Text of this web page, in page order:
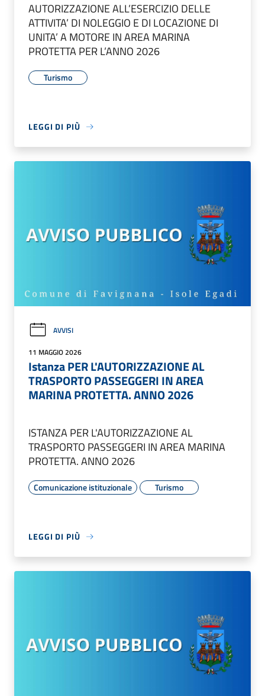
AUTORIZZAZIONE ALL’ESERCIZIO DELLE
ATTIVITA’ DI NOLEGGIO E DI LOCAZIONE DI
UNITA’ A MOTORE IN AREA MARINA
PROTETTA PER L’ANNO 2026
Turismo
LEGGI DI PIÙ
AVVISI
11 MAGGIO 2026
Istanza PER L'AUTORIZZAZIONE AL
TRASPORTO PASSEGGERI IN AREA
MARINA PROTETTA. ANNO 2026
ISTANZA PER L'AUTORIZZAZIONE AL
TRASPORTO PASSEGGERI IN AREA MARINA
PROTETTA. ANNO 2026
Comunicazione istituzionale Turismo
LEGGI DI PIÙ